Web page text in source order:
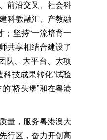
前沿交叉、社会科
科教融汇、产教融
；坚持“一流培育一
共享相结合建设了
队、大平台、大项
技成果转化“试验
“桥头堡”和在粤港
量，服务粤港澳大
行区，奋力开创高